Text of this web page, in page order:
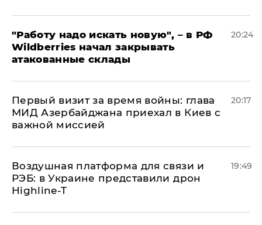
"Работу надо искать новую", – в РФ
Wildberries начал закрывать
атакованные склады
20:24
Первый визит за время войны: глава
МИД Азербайджана приехал в Киев с
важной миссией
20:17
Воздушная платформа для связи и
РЭБ: в Украине представили дрон
Highline-T
19:49